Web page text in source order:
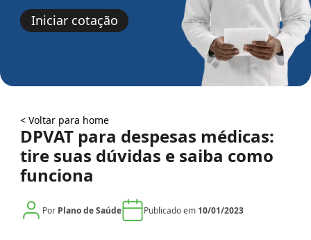
Iniciar cotação
< Voltar para home
DPVAT para despesas médicas:
tire suas dúvidas e saiba como
funciona
Por Plano de Saúde Publicado em 10/01/2023